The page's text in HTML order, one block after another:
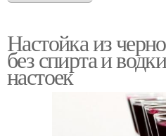
Настойка из
без спирта и
настоек